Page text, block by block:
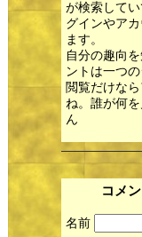
が検索して
グインやア
ます。
自分の趣向
ントは一つ
閲覧だけな
ね。誰が何
ん
コメ
名前